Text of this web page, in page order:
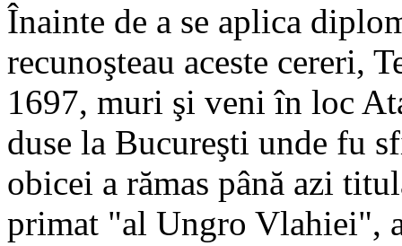
Înainte de a se aplica
recunoşteau aceste
1697, muri şi veni în loc
duse la Bucureşti unde fu
obicei a rămas până azi
primat "al Ungro Vlahiei",